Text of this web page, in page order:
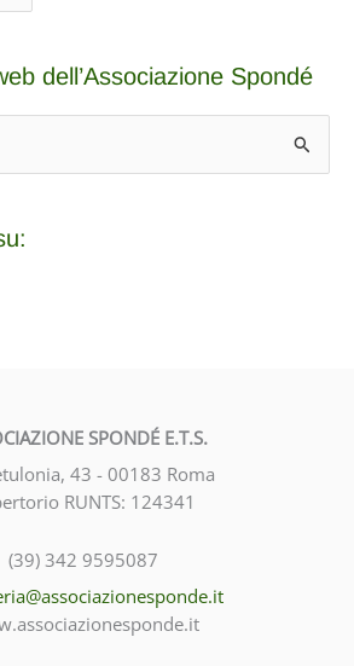
dell’Associazione Spondé
SPONDÉ E.T.S.
43 - 00183 Roma
RUNTS: 124341
(39) 342 9595087